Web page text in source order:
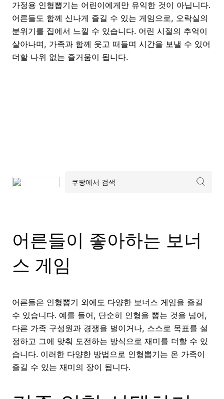
가정용 인형뽑기는 어린이에게만 유익한 것이 아닙니다.
어른들도 함께 신나게 즐길 수 있는 게임으로, 오락실의
분위기를 집에서 느낄 수 있습니다. 어린 시절의 추억이
살아나며, 가족과 함께 웃고 떠들며 시간을 보낼 수 있어
더할 나위 없는 즐거움이 됩니다.
어른들이 좋아하는 보너
스 게임
어른들은 인형뽑기 외에도 다양한 보너스 게임을 즐길
수 있습니다. 예를 들어, 단순히 인형을 뽑는 것을 넘어,
다른 가족 구성원과 경쟁을 벌이거나, 스스로 목표를 설
정하고 그에 맞춰 도전하는 방식으로 재미를 더할 수 있
습니다. 이러한 다양한 방법으로 인형뽑기는 온 가족이
즐길 수 있는 재미의 장이 됩니다.